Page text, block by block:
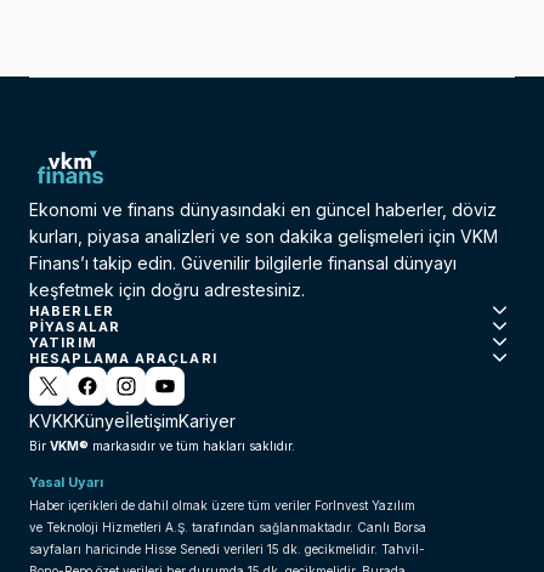
Ekonomi ve finans dünyasındaki en güncel haberler, döviz
kurları, piyasa analizleri ve son dakika gelişmeleri için VKM
Finans’ı takip edin. Güvenilir bilgilerle finansal dünyayı
keşfetmek için doğru adrestesiniz.
HABERLER
PIYASALAR
YATIRIM
HESAPLAMA ARAÇLARI
KVKKKünyeİletişimKariyer
Bir VKM® markasıdır ve tüm hakları saklıdır.
Yasal Uyarı
Haber içerikleri de dahil olmak üzere tüm veriler ForInvest Yazılım
ve Teknoloji Hizmetleri A.Ş. tarafından sağlanmaktadır. Canlı Borsa
sayfaları haricinde Hisse Senedi verileri 15 dk. gecikmelidir. Tahvil-